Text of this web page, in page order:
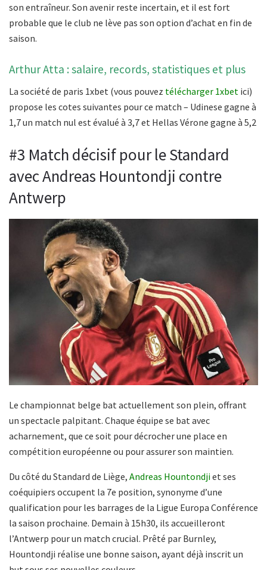
son entraîneur. Son avenir reste incertain, et il est fort
probable que le club ne lève pas son option d’achat en fin de
saison.
Arthur Atta : salaire, records, statistiques et plus
La société de paris 1xbet (vous pouvez télécharger 1xbet ici)
propose les cotes suivantes pour ce match – Udinese gagne à
1,7 un match nul est évalué à 3,7 et Hellas Vérone gagne à 5,2
#3 Match décisif pour le Standard
avec Andreas Hountondji contre
Antwerp
Le championnat belge bat actuellement son plein, offrant
un spectacle palpitant. Chaque équipe se bat avec
acharnement, que ce soit pour décrocher une place en
compétition européenne ou pour assurer son maintien.
Du côté du Standard de Liège, Andreas Hountondjiet ses
coéquipiers occupent la 7e position, synonyme d’une
qualification pour les barrages de la Ligue Europa Conférence
la saison prochaine. Demain à 15h30, ils accueilleront
l’Antwerp pour un match crucial. Prêté par Burnley,
Hountondji réalise une bonne saison, ayant déjà inscrit un